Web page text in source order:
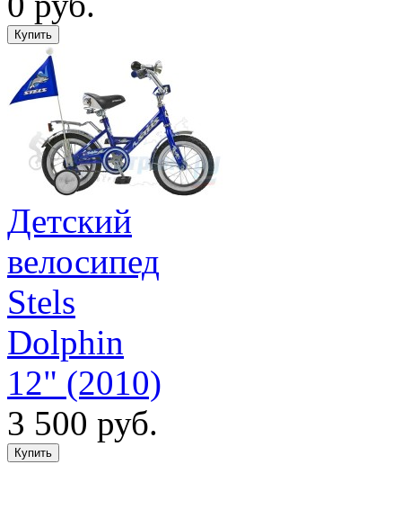
Детский
велосипед
Stels
Dolphin
12" (2010)
3 500 руб.